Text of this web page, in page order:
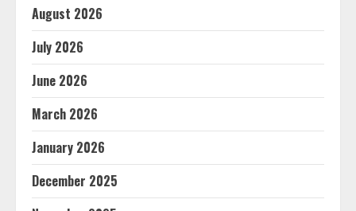
August 2026
July 2026
June 2026
March 2026
January 2026
December 2025